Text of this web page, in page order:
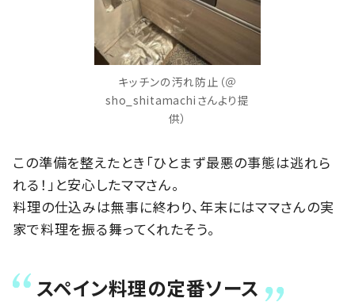
キッチンの汚れ防止（＠
sho_shitamachiさんより提
供）
この準備を整えたとき「ひとまず最悪の事態は逃れら
れる！」と安心したママさん。
料理の仕込みは無事に終わり、年末にはママさんの実
家で料理を振る舞ってくれたそう。
スペイン料理の定番ソース